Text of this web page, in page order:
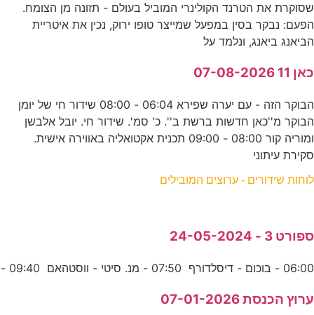
שסוקרת את הטרנד הקולינרי המוביל בעולם - תזונה מן הצומח.
הפעם: נבקר בסין במפעל שמייצר טופו ירוק, נכין את איטריית
הביאנג ביאנג, ונלמד על
כאן 11 07-08-2026
הבוקר הזה - עם יערה שפירא 06:04 - 08:00 שידור חי של יומן
הבוקר מ''כאן חדשות ברשת ב''. כ' סמ'. שידור חי. יובל אלבשן
ומוריה קור 08:00 - 09:00 תכנית אקטואליה באווירה אישית.
סקירת עיתוני
לוחות שידורים - ערוצים המובילים
ספורט 3 - 24-05-2024
06:00 - בוכום - דיסלדורף 07:50 - מנ. סיטי - ווסטהאם 09:40 -
ערוץ הכנסת 07-01-2026